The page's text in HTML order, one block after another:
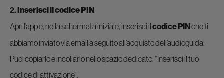
2.Inserisci il codice PIN
Apri l’app e, nella schermata iniziale, inserisci ilcodice PINche ti
abbiamo inviato via email a seguito all’acquisto dell’audioguida.
Puoi copiarlo e incollarlo nello spazio dedicato: “Inserisci il tuo
codice di attivazione”.